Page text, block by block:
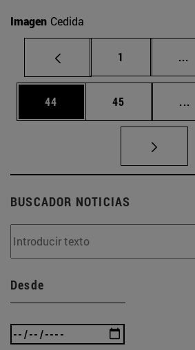
Imagen Cedida
Página
1 ...
Página
44 Página
45 ...
BUSCADOR NOTICIAS
Desde